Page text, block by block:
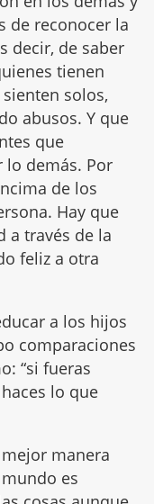
de reconocer la
decir, de saber
tienen
solos,
abusos. Y que
que
lo demás. Por
de los
Hay que
a través de la
feliz a otra
a los hijos
comparaciones
“si fueras
lo que
mejor manera
es